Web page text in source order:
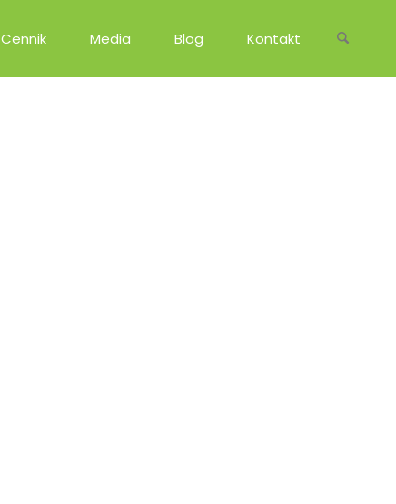
Cennik Media Blog Kontakt